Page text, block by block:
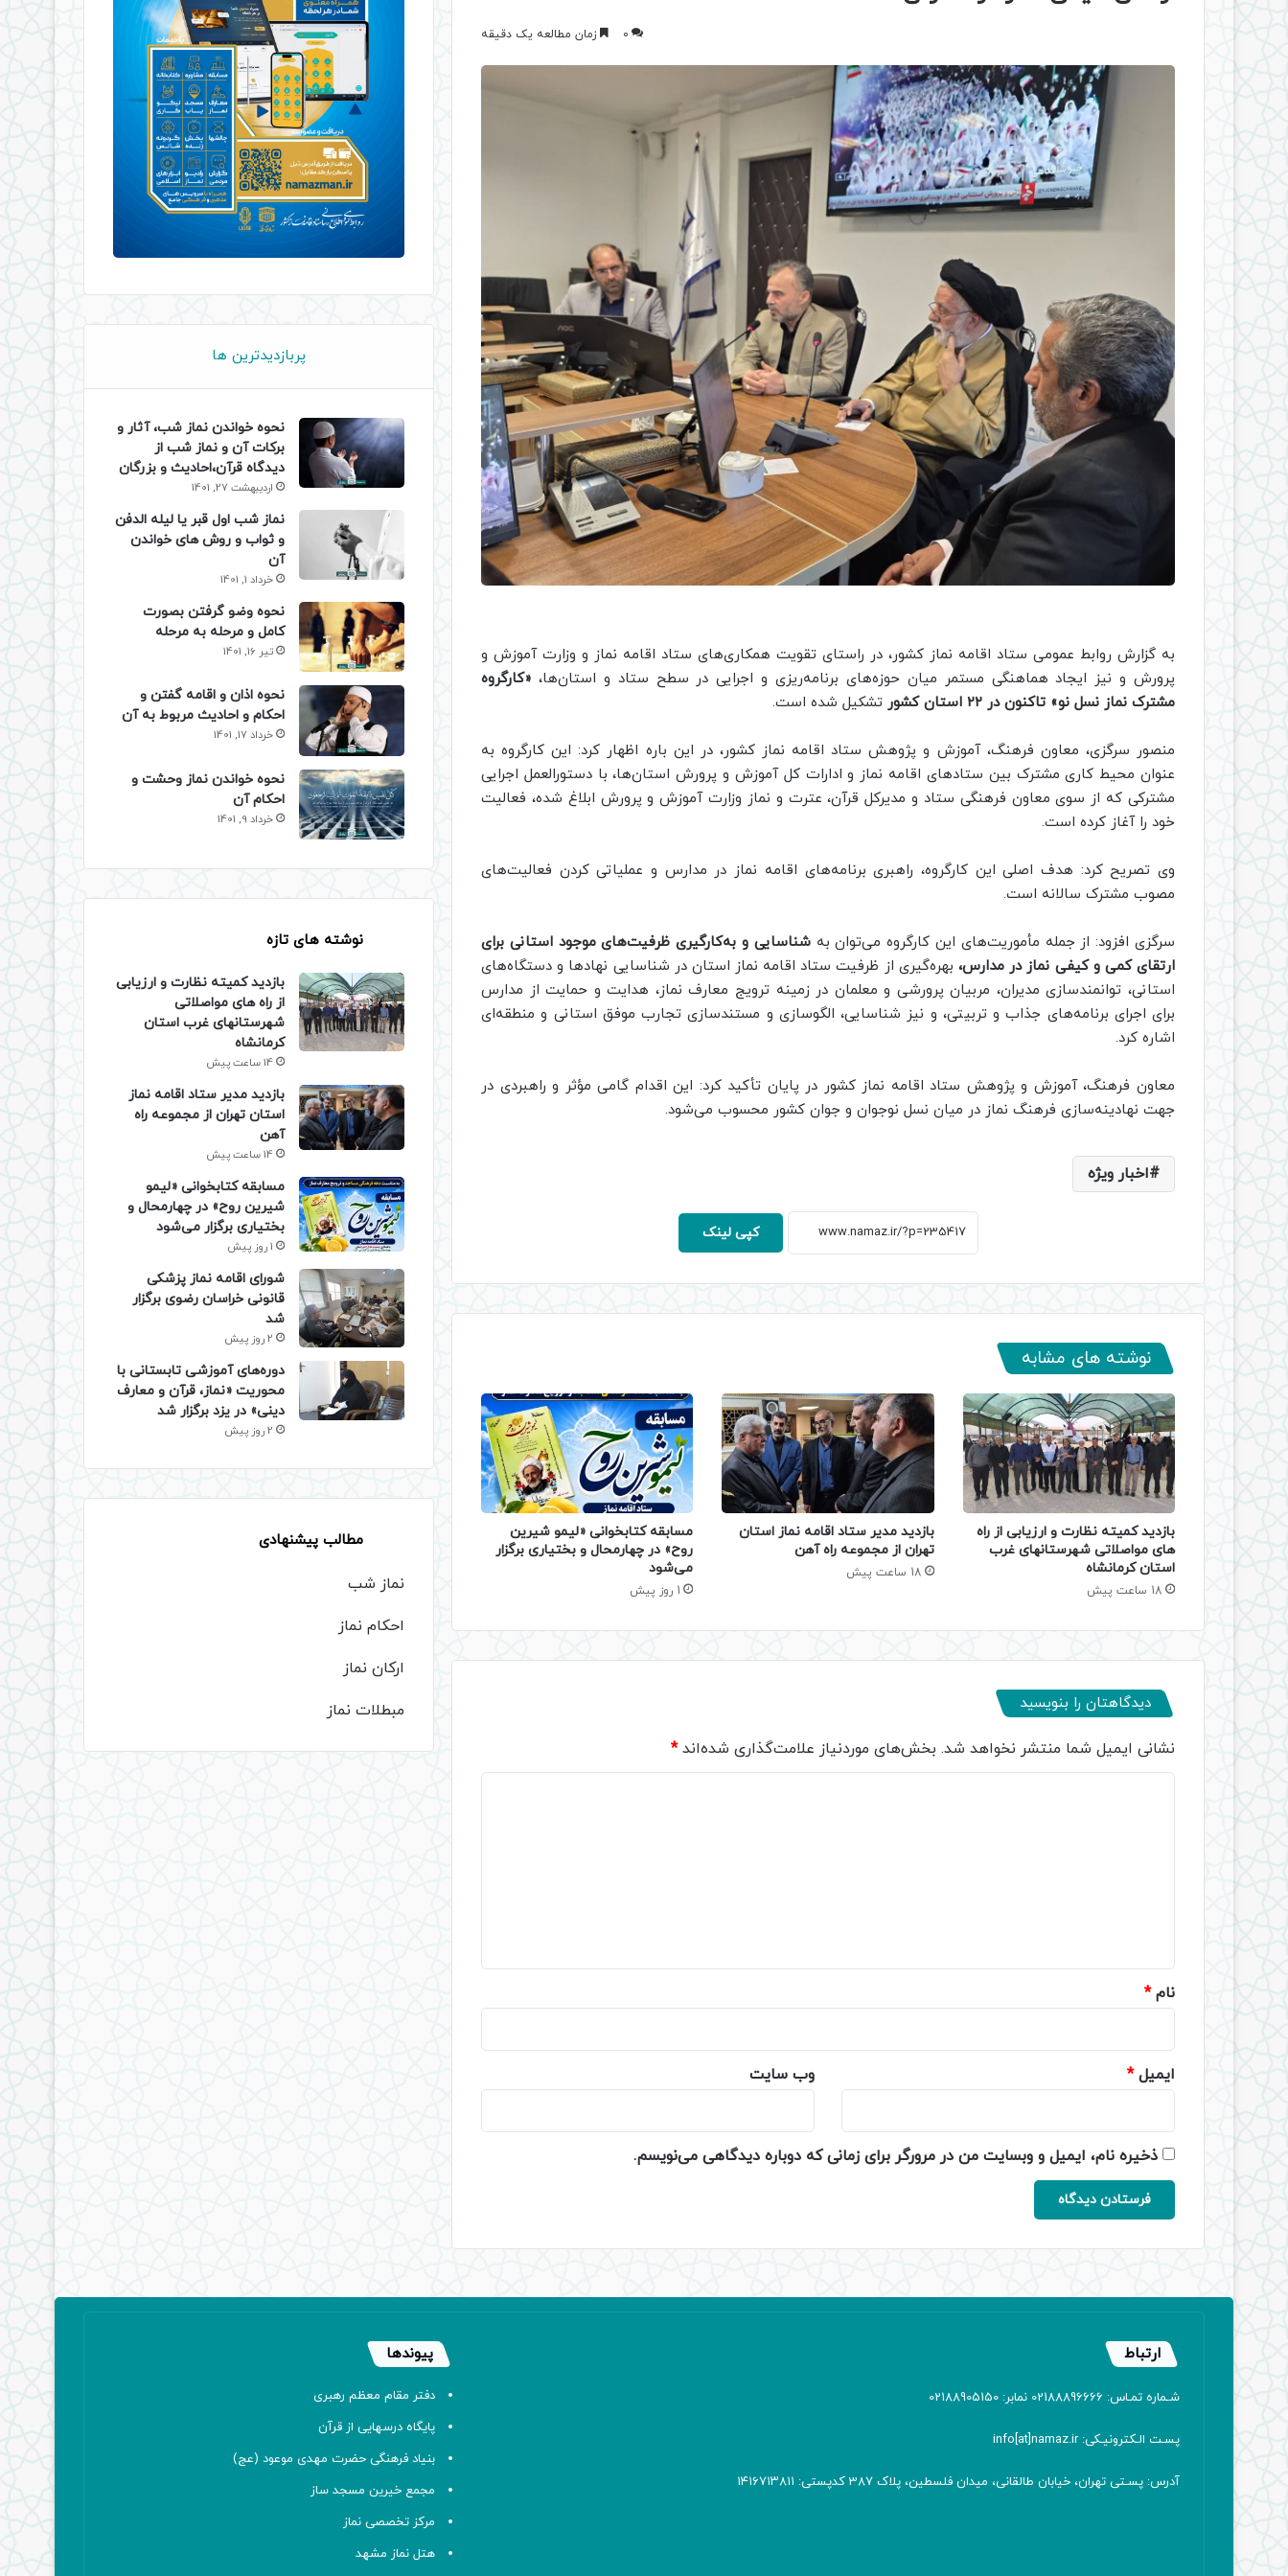
0 زمان مطالعه یک دقیقه
به گزارش روابط عمومی ستاد اقامه نماز کشور، در راستای تقویت همکاری‌های ستاد اقامه نماز و وزارت آموزش و
پرورش و نیز ایجاد هماهنگی مستمر میان حوزه‌های برنامه‌ریزی و اجرایی در سطح ستاد و استان‌ها، «کارگروه
مشترک نماز نسل نو» تاکنون در ۲۲ استان کشور
تشکیل شده است.
منصور سرگزی، معاون فرهنگ، آموزش و پژوهش ستاد اقامه نماز کشور، در این باره اظهار کرد: این کارگروه به
عنوان محیط کاری مشترک بین ستادهای اقامه نماز و ادارات کل آموزش و پرورش استان‌ها، با دستورالعمل اجرایی
مشترکی که از سوی معاون فرهنگی ستاد و مدیرکل قرآن، عترت و نماز وزارت آموزش و پرورش ابلاغ شده، فعالیت
خود را آغاز کرده است.
وی تصریح کرد: هدف اصلی این کارگروه، راهبری برنامه‌های اقامه نماز در مدارس و عملیاتی کردن فعالیت‌های
مصوب مشترک سالانه است.
سرگزی افزود: از جمله مأموریت‌های این کارگروه می‌توان بهشناسایی و به‌کارگیری ظرفیت‌های موجود استانی برای
ارتقای کمی و کیفی نماز در مدارس، بهره‌گیری از ظرفیت ستاد اقامه نماز استان در شناسایی نهادها و دستگاه‌های
استانی، توانمندسازی مدیران، مربیان پرورشی و معلمان در زمینه ترویج معارف نماز، هدایت و حمایت از مدارس
برای اجرای برنامه‌های جذاب و تربیتی، و نیز شناسایی، الگوسازی و مستندسازی تجارب موفق استانی و منطقه‌ای
اشاره کرد.
معاون فرهنگ، آموزش و پژوهش ستاد اقامه نماز کشور در پایان تأکید کرد: این اقدام گامی مؤثر و راهبردی در
جهت نهادینه‌سازی فرهنگ نماز در میان نسل نوجوان و جوان کشور محسوب می‌شود.
اخبار ویژه
کپی لینک
نوشته های مشابه
بازدید کمیته نظارت و ارزیابی از راه
های مواصلاتی شهرستانهای غرب
استان کرمانشاه
18 ساعت پیش
بازدید مدیر ستاد اقامه نماز استان
تهران از مجموعه راه آهن
18 ساعت پیش
مسابقه کتابخوانی «لیمو شیرین
روح» در چهارمحال و بختیاری برگزار
می‌شود
1 روز پیش
دیدگاهتان را بنویسید
نشانی ایمیل شما منتشر نخواهد شد. بخش‌های موردنیاز علامت‌گذاری شده‌اند*
نام*
ایمیل* وب‌ سایت
ذخیره نام، ایمیل و وبسایت من در مرورگر برای زمانی که دوباره دیدگاهی می‌نویسم.
پربازدیدترین ها
نحوه خواندن نماز شب، آثار و
برکات آن و نماز شب از
دیدگاه قرآن،احادیث و بزرگان
اردیبهشت 27, 1401
نماز شب اول قبر یا لیله الدفن
و ثواب و روش های خواندن
آن
خرداد 1, 1401
نحوه وضو گرفتن بصورت
کامل و مرحله به مرحله
تیر 16, 1401
نحوه اذان و اقامه گفتن و
احکام و احادیث مربوط به آن
خرداد 17, 1401
نحوه خواندن نماز وحشت و
احکام آن
خرداد 9, 1401
نوشته های تازه
بازدید کمیته نظارت و ارزیابی
از راه های مواصلاتی
شهرستانهای غرب استان
کرمانشاه
14 ساعت پیش
بازدید مدیر ستاد اقامه نماز
استان تهران از مجموعه راه
آهن
14 ساعت پیش
مسابقه کتابخوانی «لیمو
شیرین روح» در چهارمحال و
بختیاری برگزار می‌شود
1 روز پیش
شورای اقامه نماز پزشکی
قانونی خراسان رضوی برگزار
شد
2 روز پیش
دوره‌های آموزشی تابستانی با
محوریت «نماز، قرآن و معارف
دینی» در یزد برگزار شد
2 روز پیش
مطالب پیشنهادی
نماز شب
احکام نماز
ارکان نماز
مبطلات نماز
ارتباط
شـماره تمـاس: 02188896666 نمابر: 02188905150
پسـت الـکترونیـکی: info[at]namaz.ir
آدرس: پسـتی تهران، خیابان طالقانی، میدان فلسطین، پلاک 387 کدپستی: ۱۴۱۶۷۱۳۸۱۱
پیوندها
دفتر مقام معظم رهبری
پایگاه درسهایی از قرآن
بنیاد فرهنگی حضرت مهدی موعود (عج)
مجمع خیرین مسجد ساز
مرکز تخصصی نماز
هتل نماز مشهد